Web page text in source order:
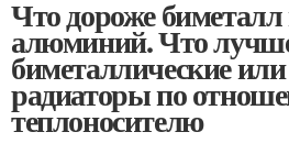
Что дороже
алюминий. Что
биметаллические
радиаторы по
теплоносителю